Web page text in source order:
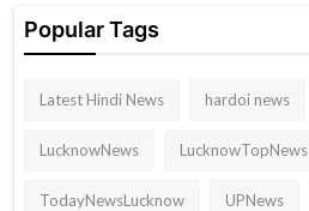
Popular Tags
Latest Hindi News hardoi news
LucknowNews LucknowTopNews
TodayNewsLucknow UPNews